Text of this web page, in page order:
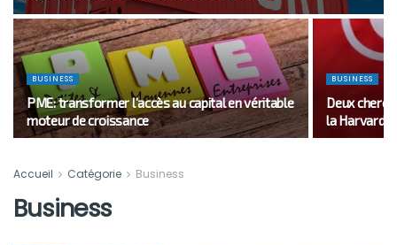
BUSINESS
PME: transformer l’accès au capital en véritable
moteur de croissance
BUSINESS
Deux
la Harvard
Accueil Catégorie Business
Business